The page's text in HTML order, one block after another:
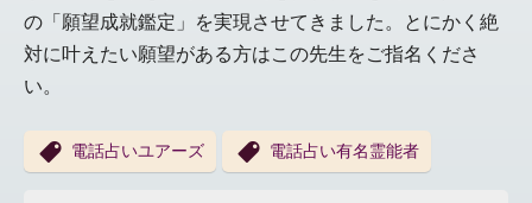
の「願望成就鑑定」を実現させてきました。とにかく絶
対に叶えたい願望がある方はこの先生をご指名くださ
い。
電話占いユアーズ 電話占い有名霊能者